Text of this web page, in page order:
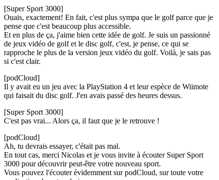
[Super Sport 3000]
Ouais, exactement! En fait, c'est plus sympa que le golf parce que je
pense que c'est beaucoup plus accessible.
Et en plus de ça, j'aime bien cette idée de golf. Je suis un passionné
de jeux vidéo de golf et le disc golf, c'est, je pense, ce qui se
rapproche le plus de la version jeux vidéo du golf. Voilà, je sais pas
si c'est clair.
[podCloud]
Il y avait eu un jeu avec la PlayStation 4 et leur espèce de Wiimote
qui faisait du disc golf. J'en avais passé des heures dessus.
[Super Sport 3000]
C'est pas vrai... Alors ça, il faut que je le retrouve !
[podCloud]
Ah, tu devrais essayer, c'était pas mal.
En tout cas, merci Nicolas et je vous invite à écouter Super Sport
3000 pour découvrir peut-être votre nouveau sport.
Vous pouvez l'écouter évidemment sur podCloud, sur toute votre